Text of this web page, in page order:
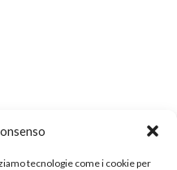
tecnologie come i cookie per